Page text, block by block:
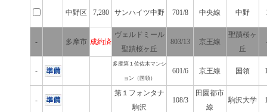
中野区 7,280 サンハイツ中野 701/8 中央線 中野
- 多摩市 成約済
ヴェルドミール
聖蹟桜ヶ丘
803/13 京王線
聖蹟桜ヶ
丘
-
多摩第１佐佐木マンシ
ョン（国領）
601/6 京王線 国領
-
第１フォンタナ
駒沢
108/3
田園都市
線
駒沢大学